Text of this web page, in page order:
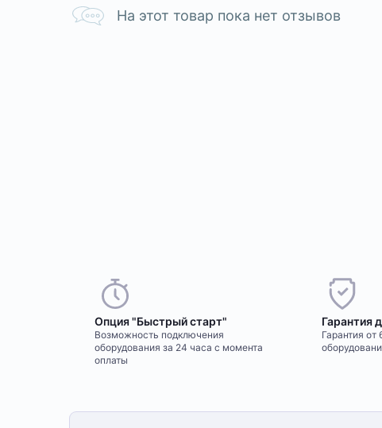
На этот товар пока нет отзывов
Опция "Быстрый старт"
Возможность подключения
оборудования за 24 часа с момента
оплаты
Гарантия
Гарантия